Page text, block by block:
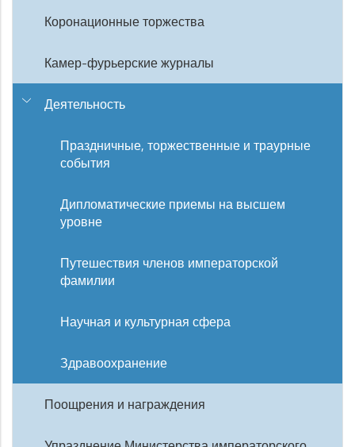
Коронационные торжества
Камер-фурьерские журналы
Деятельность
Праздничные, торжественные и траурные
события
Дипломатические приемы на высшем
уровне
Путешествия членов императорской
фамилии
Научная и культурная сфера
Здравоохранение
Поощрения и награждения